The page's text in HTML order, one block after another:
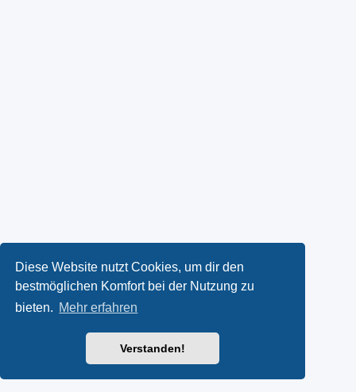
Diese Website nutzt Cookies, um dir den
bestmöglichen Komfort bei der Nutzung zu
bieten. Mehr erfahren
Verstanden!